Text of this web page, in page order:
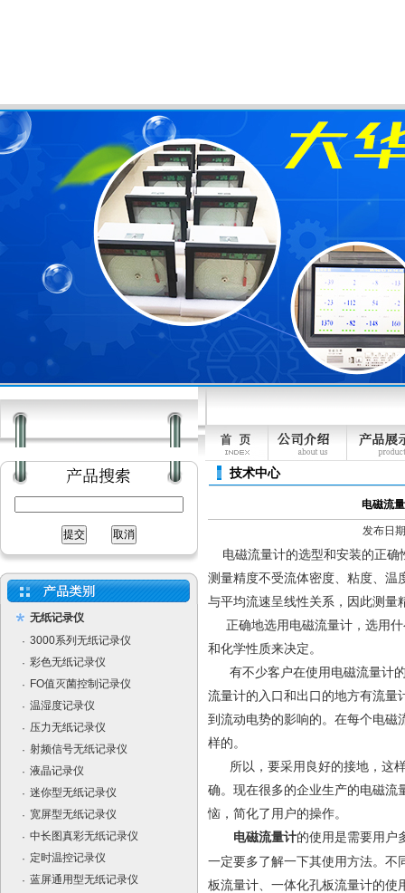
无纸记录仪
· 3000系列无纸记录仪
· 彩色无纸记录仪
· FO值灭菌控制记录仪
· 温湿度记录仪
· 压力无纸记录仪
· 射频信号无纸记录仪
· 液晶记录仪
· 迷你型无纸记录仪
· 宽屏型无纸记录仪
· 中长图真彩无纸记录仪
· 定时温控记录仪
· 蓝屏通用型无纸记录仪
技术中心
电磁流
发布日
电磁流量计的选型和安装的正确
测量精度不受流体密度、粘度、温
与平均流速呈线性关系，因此测量
正确地选用电磁流量计，选用什
和化学性质来决定。
有不少客户在使用电磁流量计的
流量计的入口和出口的地方有流量
到流动电势的影响的。在每个电磁
样的。
所以，要采用良好的接地，这样
确。现在很多的企业生产的电磁流
恼，简化了用户的操作。
电磁流量计的使用是需要用户
一定要多了解一下其使用方法。不
板流量计、一体化孔板流量计的使